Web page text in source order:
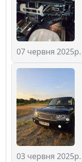
07 червня 2025р.
03 червня 2025р.